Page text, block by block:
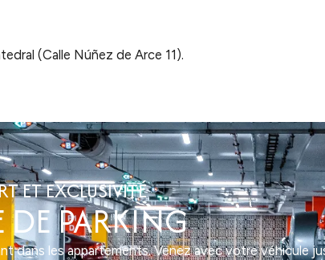
(Calle Núñez de Arce 11).
ET EXCLUSIVITÉ
DE PARKING
dans les appartements. Venez avec votre véhicule